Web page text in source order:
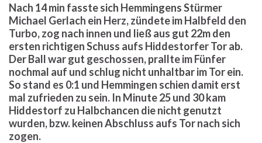
Nach 14 min fasste sich Hemmingens Stürmer
Michael Gerlach ein Herz, zündete im Halbfeld den
Turbo, zog nach innen und ließ aus gut 22m den
ersten richtigen Schuss aufs Hiddestorfer Tor ab.
Der Ball war gut geschossen, prallte im Fünfer
nochmal auf und schlug nicht unhaltbar im Tor ein.
So stand es 0:1 und Hemmingen schien damit erst
mal zufrieden zu sein. In Minute 25 und 30 kam
Hiddestorf zu Halbchancen die nicht genutzt
wurden, bzw. keinen Abschluss aufs Tor nach sich
zogen.